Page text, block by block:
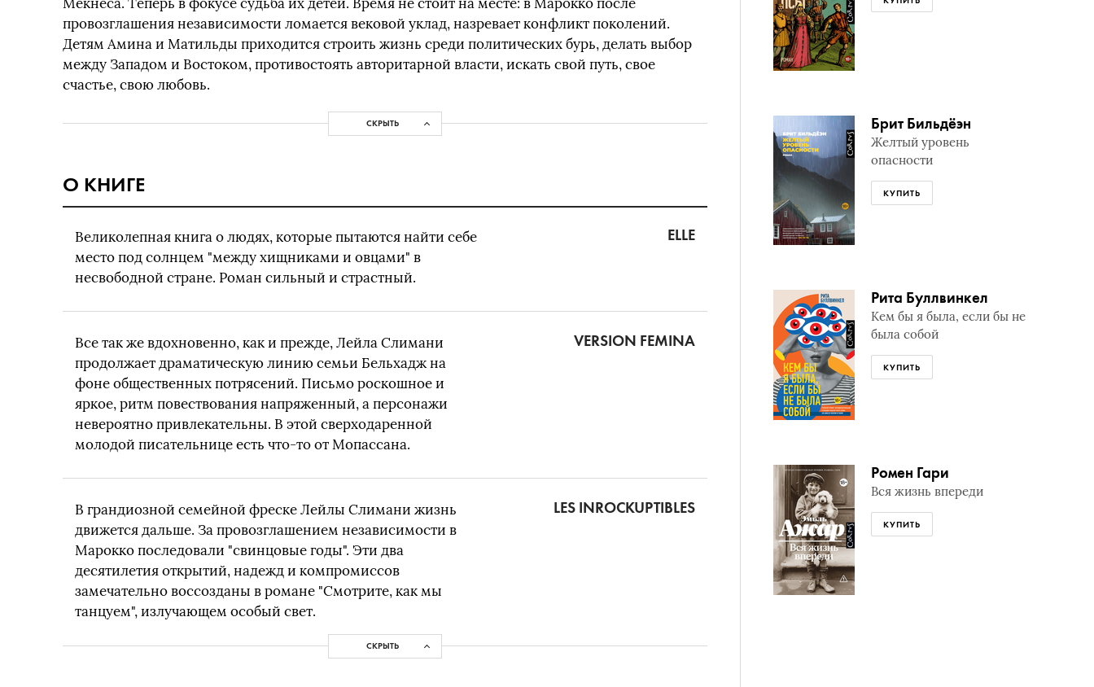
Брит Бильдёэн
Желтый уровень
опасности
КУПИТЬ
Рита Буллвинкел
Кем бы я была, если бы не
была собой
КУПИТЬ
Ромен Гари
Вся жизнь впереди
КУПИТЬ
провозглашения независимости ломается вековой уклад, назревает конфликт поколений.
Детям Амина и Матильды приходится строить жизнь среди политических бурь, делать выбор
между Западом и Востоком, противостоять авторитарной власти, искать свой путь, свое
счастье, свою любовь.
СКРЫТЬ
О КНИГЕ
Великолепная книга о людях, которые пытаются найти себе
место под солнцем "между хищниками и овцами" в
несвободной стране. Роман сильный и страстный.
ELLE
Все так же вдохновенно, как и прежде, Лейла Слимани
продолжает драматическую линию семьи Бельхадж на
фоне общественных потрясений. Письмо роскошное и
яркое, ритм повествования напряженный, а персонажи
невероятно привлекательны. В этой сверходаренной
молодой писательнице есть что-то от Мопассана.
VERSION FEMINA
В грандиозной семейной фреске Лейлы Слимани жизнь
движется дальше. За провозглашением независимости в
Марокко последовали "свинцовые годы". Эти два
десятилетия открытий, надежд и компромиссов
замечательно воссозданы в романе "Смотрите, как мы
танцуем", излучающем особый свет.
LES INROCKUPTIBLES
СКРЫТЬ